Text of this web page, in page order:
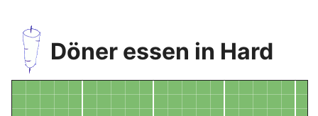
Döner essen in Hard